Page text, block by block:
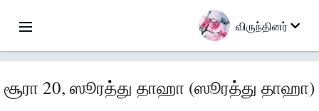
விருந்தினர்
சூரா 20, ஸூரத்து தாஹா (ஸூரத்து தாஹா)